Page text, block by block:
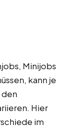
Minijobs
kann je
den
Hier
im